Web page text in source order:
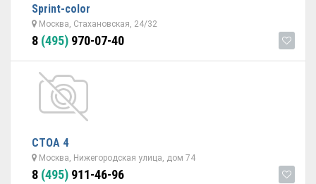
Sprint-color
Москва, Стахановская, 24/32
8 (495) 970-07-40
СТОА 4
Москва, Нижегородская улица, дом 74
8 (495) 911-46-96